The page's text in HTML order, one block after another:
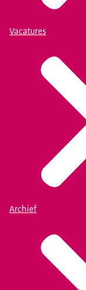
Vacatures
Archief